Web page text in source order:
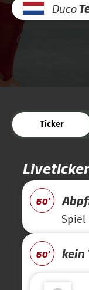
Duco
Ticker
Liveticker
60'
Spiel
60' kein